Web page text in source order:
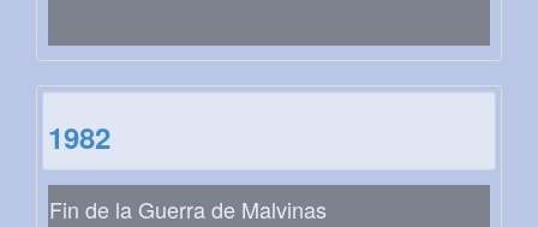
1982
Fin de la Guerra de Malvinas